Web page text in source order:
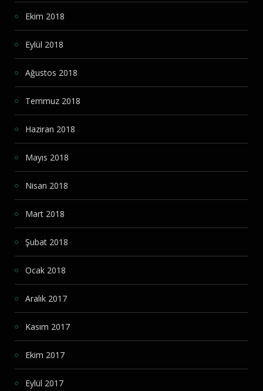
Ekim 2018
Eylül 2018
Ağustos 2018
Temmuz 2018
Haziran 2018
Mayıs 2018
Nisan 2018
Mart 2018
Şubat 2018
Ocak 2018
Aralık 2017
Kasım 2017
Ekim 2017
Eylül 2017